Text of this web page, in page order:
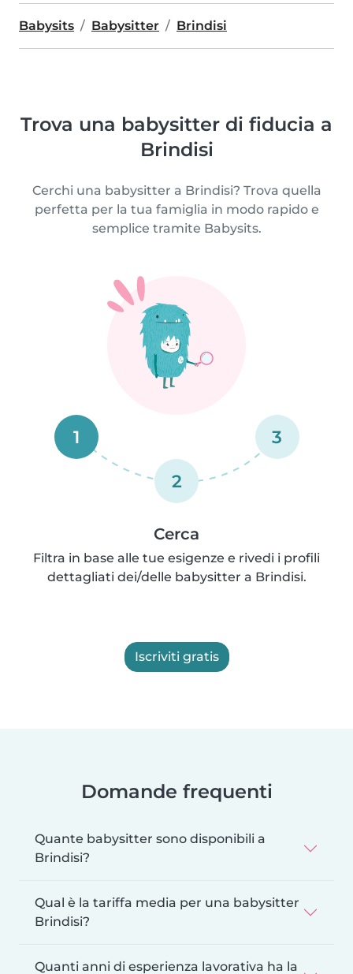
Babysits Babysitter Brindisi
Trova una babysitter di fiducia a
Brindisi
Cerchi una babysitter a Brindisi? Trova quella
perfetta per la tua famiglia in modo rapido e
semplice tramite Babysits.
1
2
3
Cerca
Filtra in base alle tue esigenze e rivedi i profili
dettagliati dei/delle babysitter a Brindisi.
Iscriviti gratis
Domande frequenti
Quante babysitter sono disponibili a
Brindisi?
Qual è la tariffa media per una babysitter
Brindisi?
Quanti anni di esperienza lavorativa ha la